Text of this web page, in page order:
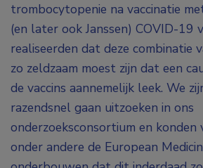
trombocytopenie na vaccinatie
(en later ook Janssen) COVID-19
realiseerden dat deze combinatie
zo zeldzaam moest zijn dat een
de vaccins aannemelijk leek. We
razendsnel gaan uitzoeken in ons
onderzoeksconsortium en konden
onder andere de European